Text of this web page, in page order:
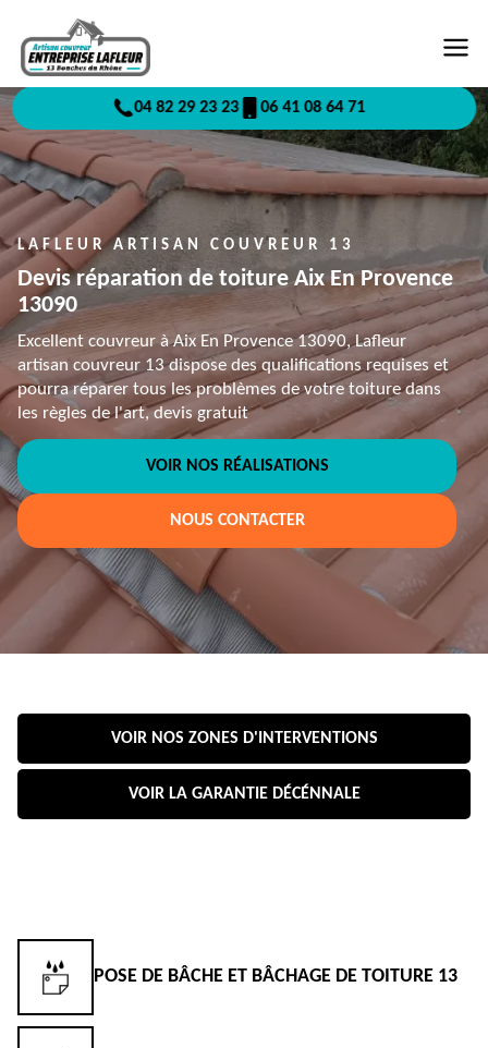
04 82 29 23 23 06 41 08 64 71
LAFLEUR ARTISAN COUVREUR 13
Devis réparation de toiture Aix En Provence
13090
Excellent couvreur à Aix En Provence 13090, Lafleur
artisan couvreur 13 dispose des qualifications requises et
pourra réparer tous les problèmes de votre toiture dans
les règles de l'art, devis gratuit
VOIR NOS RÉALISATIONS
NOUS CONTACTER
VOIR NOS ZONES D'INTERVENTIONS
VOIR LA GARANTIE DÉCÉNNALE
POSE DE BÂCHE ET BÂCHAGE DE TOITURE 13